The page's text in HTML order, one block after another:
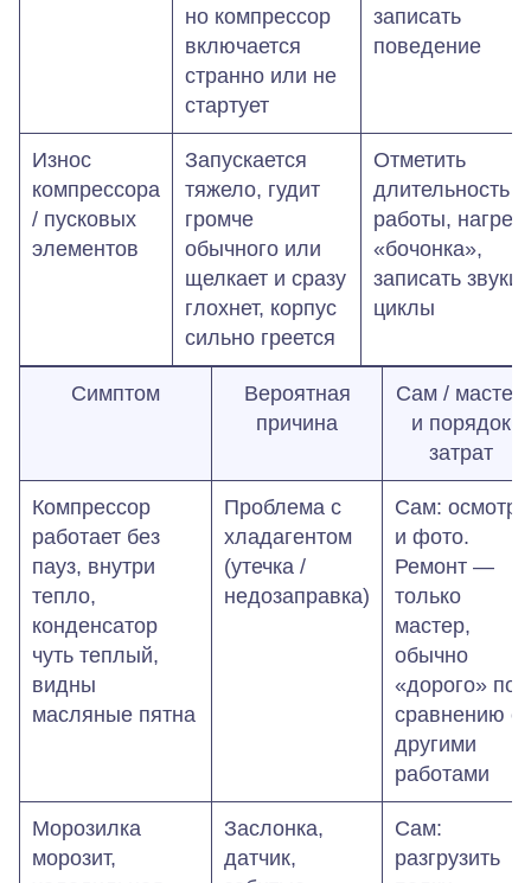
но компрессор
включается
странно или не
стартует
записать
поведение
Износ
компрессора
/ пусковых
элементов
Запускается
тяжело, гудит
громче
обычного или
щелкает и сразу
глохнет, корпус
сильно греется
Отметить
длительность
работы, нагрев
«бочонка»,
записать звуки
циклы
Симптом
Вероятная
причина
Сам / мастер
и порядок
затрат
Компрессор
работает без
пауз, внутри
тепло,
конденсатор
чуть теплый,
видны
масляные пятна
Проблема с
хладагентом
(утечка /
недозаправка)
Сам: осмотр
и фото.
Ремонт —
только
мастер,
обычно
«дорого» по
сравнению с
другими
работами
Морозилка
морозит,
Заслонка,
датчик,
Сам:
разгрузить